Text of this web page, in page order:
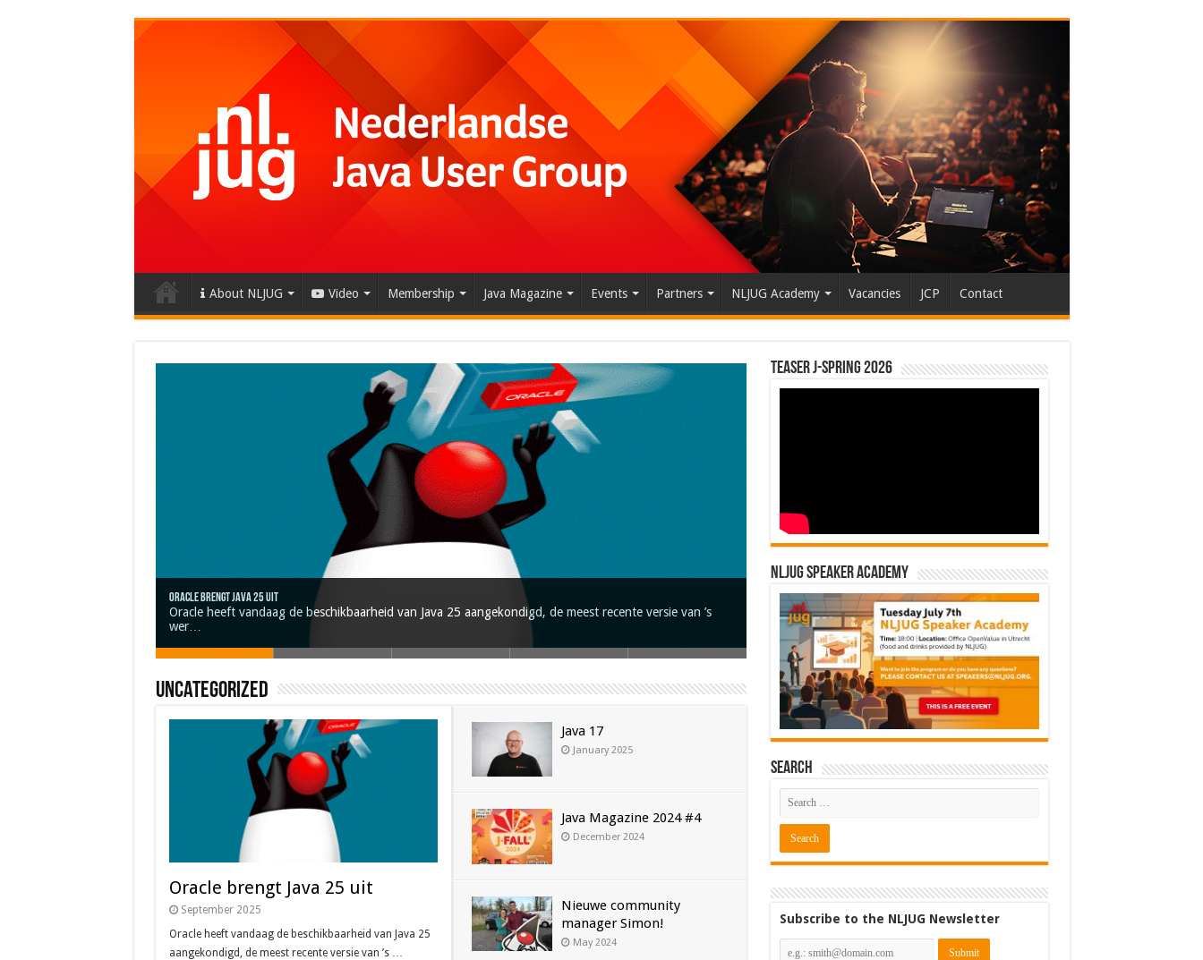
About NLJUG Video Membership Java Magazine Events Partners NLJUG Academy Vacancies JCP Contact
Oracle brengt Java 25 uit
Oracle heeft vandaag de beschikbaarheid van Java 25 aangekondigd, de meest recente versie van ’s
wer…
Java 17
Java Magazine 2024 #4
Nieuwe community manager Simon!
J-Fall 2024
Uncategorized
Oracle brengt Java 25 uit
September 2025
Oracle heeft vandaag de beschikbaarheid van Java 25
aangekondigd, de meest recente versie van ’s …
Java 17
January 2025
Java Magazine 2024 #4
December 2024
Nieuwe community
manager Simon!
May 2024
Teaser J-Spring 2026
NLJUG Speaker Academy
Search
Subscribe to the NLJUG Newsletter